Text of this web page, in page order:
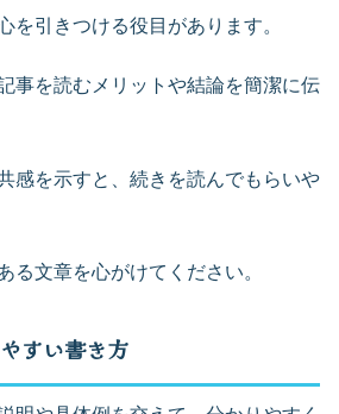
を引きつける役目があります。
事を読むメリットや結論を簡潔に伝
感を示すと、続きを読んでもらいや
る文章を心がけてください。
すい書き方